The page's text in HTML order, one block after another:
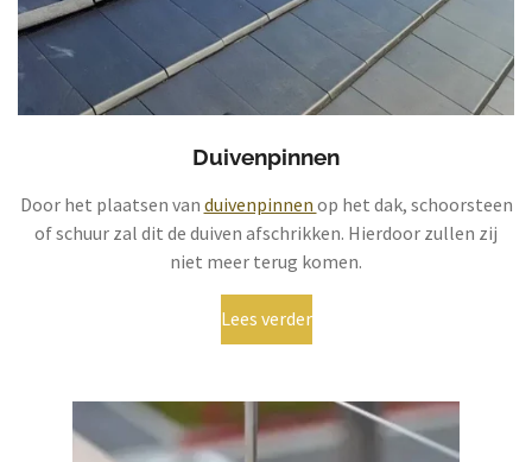
Duivenpinnen
Door het plaatsen van duivenpinnen op het dak, schoorsteen
of schuur zal dit de duiven afschrikken. Hierdoor zullen zij
niet meer terug komen.
Lees verder